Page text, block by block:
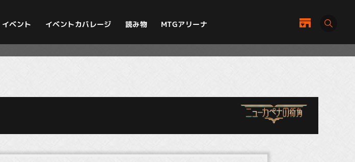
イベント イベントカバレージ 読み物 MTGアリーナ